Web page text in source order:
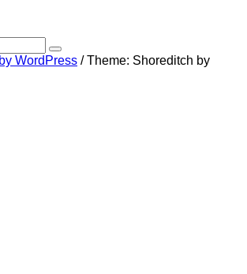
Search
WordPress /Theme: Shoreditch by